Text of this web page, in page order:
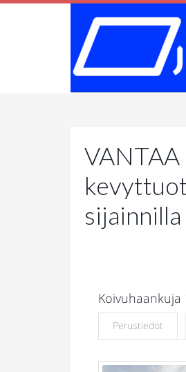
sijainnilla
Koivuhaankuja
Perustiedot